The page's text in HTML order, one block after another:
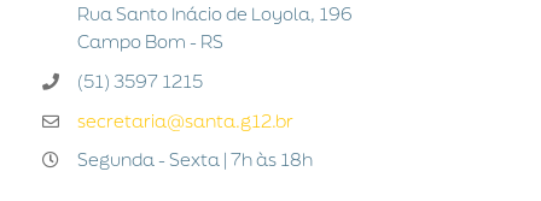
Rua Santo Inácio de Loyola, 196
Campo Bom - RS
(51) 3597 1215
secretaria@santa.g12.br
Segunda - Sexta | 7h às 18h